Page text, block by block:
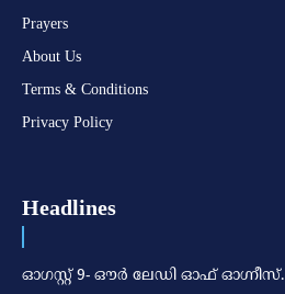
Prayers
About Us
Terms & Conditions
Privacy Policy
Headlines
ഓഗസ്റ്റ് 9- ഔര്‍ ലേഡി ഓഫ് ഓഗ്നീസ്.